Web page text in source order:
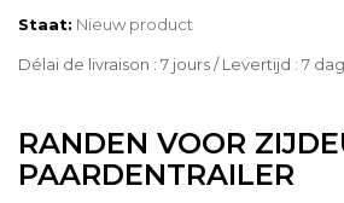
Staat: Nieuw product
Délai de livraison : 7 jours / Levertijd : 7
RANDEN VOOR
PAARDENTRAILER